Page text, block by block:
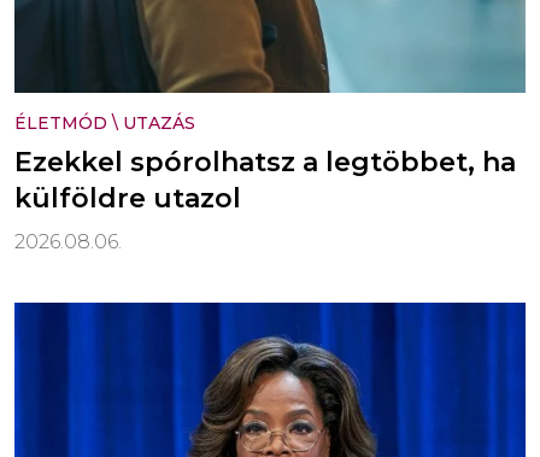
ÉLETMÓD \ UTAZÁS
Ezekkel spórolhatsz a legtöbbet, ha
külföldre utazol
2026.08.06.